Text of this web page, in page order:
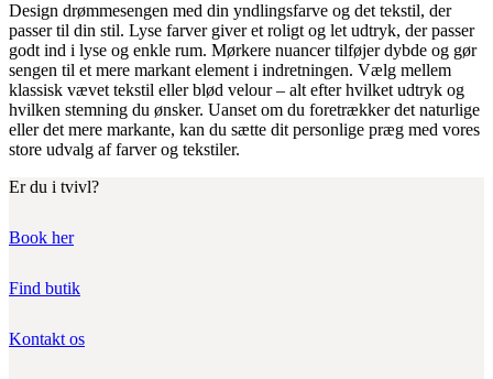
Design drømmesengen med din yndlingsfarve og det tekstil, der
passer til din stil. Lyse farver giver et roligt og let udtryk, der passer
godt ind i lyse og enkle rum. Mørkere nuancer tilføjer dybde og gør
sengen til et mere markant element i indretningen. Vælg mellem
klassisk vævet tekstil eller blød velour – alt efter hvilket udtryk og
hvilken stemning du ønsker. Uanset om du foretrækker det naturlige
eller det mere markante, kan du sætte dit personlige præg med vores
store udvalg af farver og tekstiler.
Er du i tvivl?
Book her
Find butik
Kontakt os